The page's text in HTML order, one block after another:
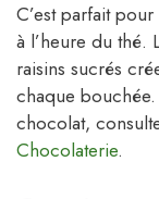
C’est parfait
à l’heure du thé.
raisins sucrés
chaque
chocolat,
Chocolaterie.